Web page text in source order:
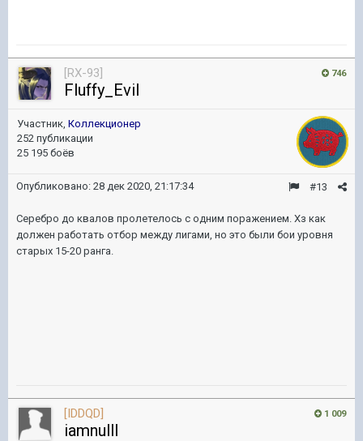
746
[RX-93]
Fluffy_Evil
Участник, Коллекционер
252 публикации
25 195 боёв
#13
Опубликовано: 28 дек 2020, 21:17:34
Серебро до квалов пролетелось с одним поражением. Хз как
должен работать отбор между лигами, но это были бои уровня
старых 15-20 ранга.
1 009
[IDDQD]
iamnulll